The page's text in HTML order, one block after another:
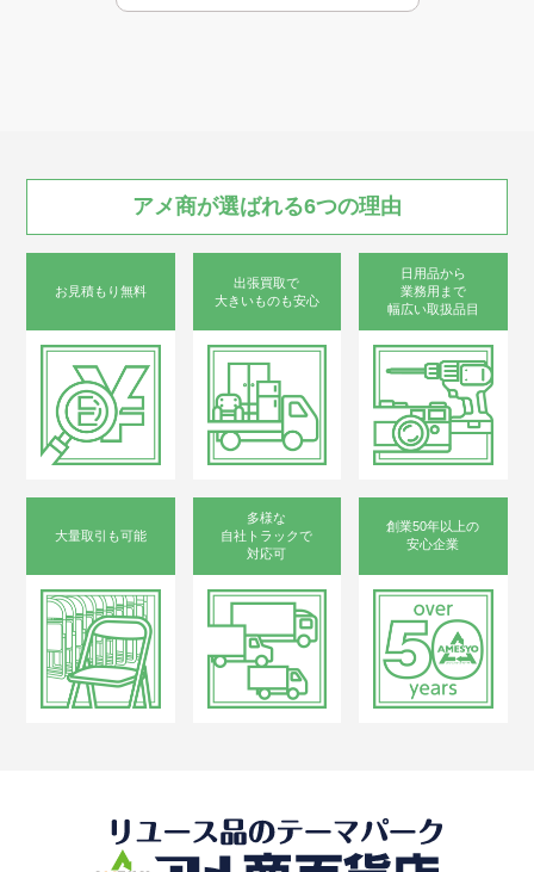
アメ商が選ばれる6つの理由
お見積もり無料
出張買取で
大きいものも安心
日用品から
業務用まで
幅広い取扱品目
大量取引も可能
多様な
自社トラックで
対応可
創業50年以上の
安心企業